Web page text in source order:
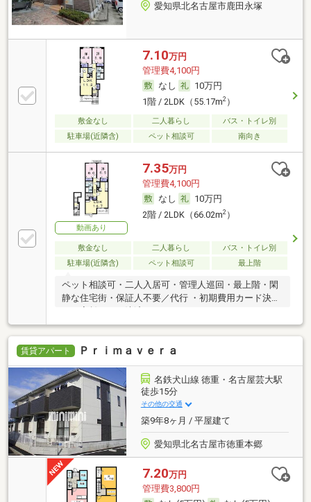
愛知県北名古屋市鹿田永塚
7.10万円
管理費4,100円
なし
10万円
1階 / 2LDK（55.17m2）
敷金なし 二人暮らし
バス・トイレ別
駐車場(近隣含)
ペット相談可 南向き
動画あり
7.35万円
管理費4,100円
なし
10万円
2階 / 2LDK（66.02m2）
敷金なし 二人暮らし
バス・トイレ別
駐車場(近隣含)
ペット相談可 最上階
ペット相談可・二人入居可・管理人巡回・最上階・閑
静な住宅街・保証人不要／代行 ・初期費用カード決済
賃貸アパート Ｐｒｉｍａｖｅｒａ
名鉄犬山線 徳重・名古屋芸大駅
徒歩15分
その他の交通
築9年8ヶ月 / 平屋建て
愛知県北名古屋市徳重本郷
7.20万円
管理費3,800円